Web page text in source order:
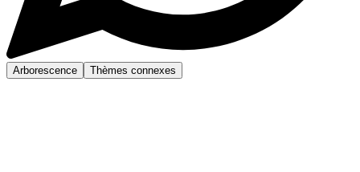
Arborescence Thèmes connexes